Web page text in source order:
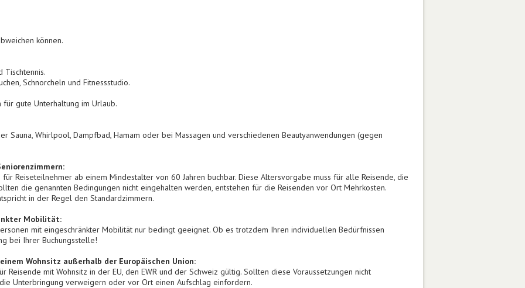
können.
Tischtennis.
Schnorcheln und Fitnessstudio.
für gute Unterhaltung im Urlaub.
Sauna, Whirlpool, Dampfbad, Hamam oder bei Massagen und verschiedenen Beautyanwendungen (gegen
Reiseteilnehmer ab einem Mindestalter von 60 Jahren buchbar. Diese Altersvorgabe muss für alle Reisende, die
die genannten Bedingungen nicht eingehalten werden, entstehen für die Reisenden vor Ort Mehrkosten.
in der Regel den Standardzimmern.
Mobilität:
mit eingeschränkter Mobilität nur bedingt geeignet. Ob es trotzdem Ihren individuellen Bedürfnissen
bei Ihrer Buchungsstelle!
Wohnsitz außerhalb der Europäischen Union:
Reisende mit Wohnsitz in der EU, den EWR und der Schweiz gültig. Sollten diese Voraussetzungen nicht
Unterbringung verweigern oder vor Ort einen Aufschlag einfordern.